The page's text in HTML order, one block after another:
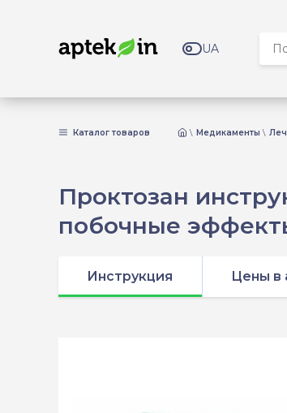
Каталог товаров Медикаменты
Проктозан
побочные
Инструкция Цены в
UA